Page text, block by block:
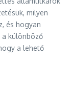
milyen
és hogyan
a különböző
a lehető